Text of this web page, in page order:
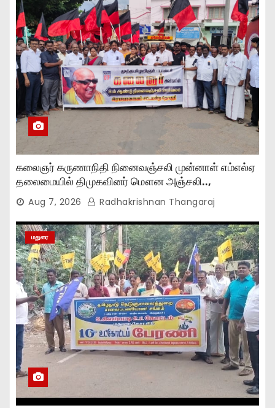
கலைஞர் கருணாநிதி நினைவஞ்சலி முன்னாள் எம்எல்ஏ
தலைமையில் திமுகவினர் மௌன அஞ்சலி..,
Aug 7, 2026 Radhakrishnan Thangaraj
மதுரை